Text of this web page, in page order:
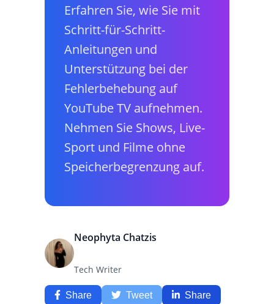
Erfahren Sie, wie Sie mit
Schritt-für-Schritt-
Anleitungen und
Unterstützung bei der
Fehlerbehebung auf
YouTube TV aufnehmen.
Nehmen Sie Shows, Live-
Sport und Filme ohne
Speicherbegrenzung auf.
Neophyta Chatzis
Tech Writer
Share Tweet Share